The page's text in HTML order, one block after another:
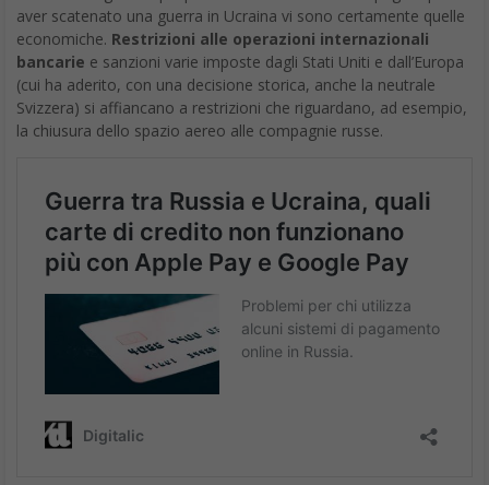
aver scatenato una guerra in Ucraina vi sono certamente quelle
economiche. Restrizioni alle operazioni internazionali
bancarie e sanzioni varie imposte dagli Stati Uniti e dall’Europa
(cui ha aderito, con una decisione storica, anche la neutrale
Svizzera) si affiancano a restrizioni che riguardano, ad esempio,
la chiusura dello spazio aereo alle compagnie russe.